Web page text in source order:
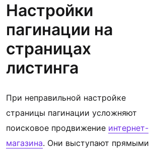
Настройки
пагинации на
страницах
листинга
При неправильной настройке
страницы пагинации усложняют
поисковое продвижение интернет-
магазина. Они выступают прямыми